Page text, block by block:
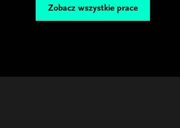
Zobacz wszystkie prace